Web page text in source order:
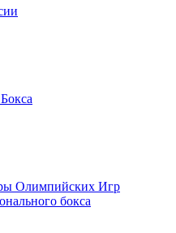
Олимпийских Игр
бокса